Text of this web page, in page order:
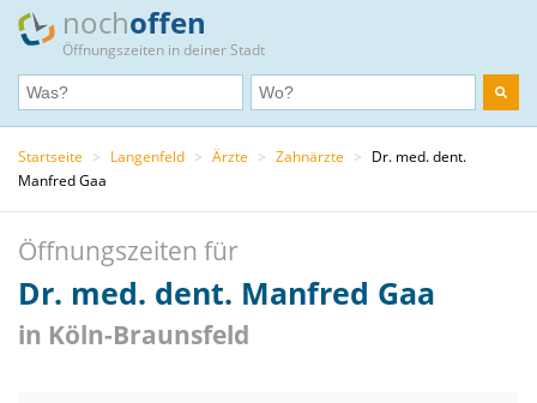
nochoffen
Öffnungszeiten in deiner Stadt
Startseite > Langenfeld > Ärzte > Zahnärzte > Dr. med. dent.
Manfred Gaa
Öffnungszeiten für
Dr. med. dent. Manfred Gaa
in Köln-Braunsfeld